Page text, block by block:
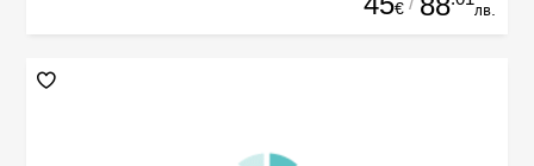
€ лв.